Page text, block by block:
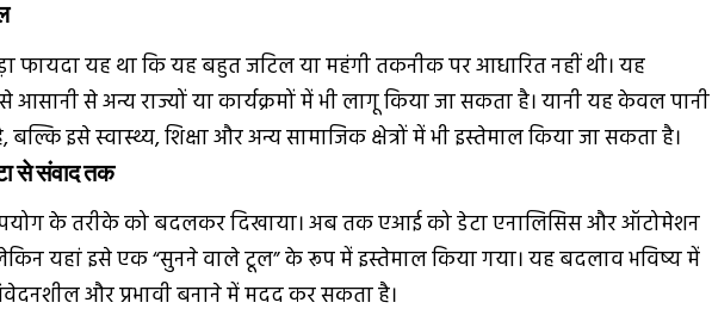
यह था कि यह बहुत जटिल या महंगी तकनीक पर आधारित नहीं थी। यह
आसानी से अन्य राज्यों या कार्यक्रमों में भी लागू किया जा सकता है। यानी यह केवल पानी
बल्कि इसे स्वास्थ्य, शिक्षा और अन्य सामाजिक क्षेत्रों में भी इस्तेमाल किया जा सकता है।
से संवाद तक
के तरीके को बदलकर दिखाया। अब तक एआई को डेटा एनालिसिस और ऑटोमेशन
यहां इसे एक “सुनने वाले टूल” के रूप में इस्तेमाल किया गया। यह बदलाव भविष्य में
और प्रभावी बनाने में मदद कर सकता है।